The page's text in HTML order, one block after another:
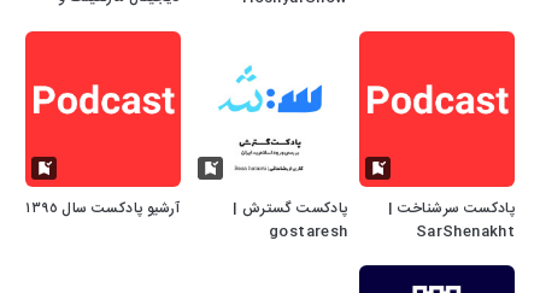
پادکست سرشناخت |
SarShenakht
پادکست گسترش |
gostaresh
آرشیو پادکست سال ١٣٩٥